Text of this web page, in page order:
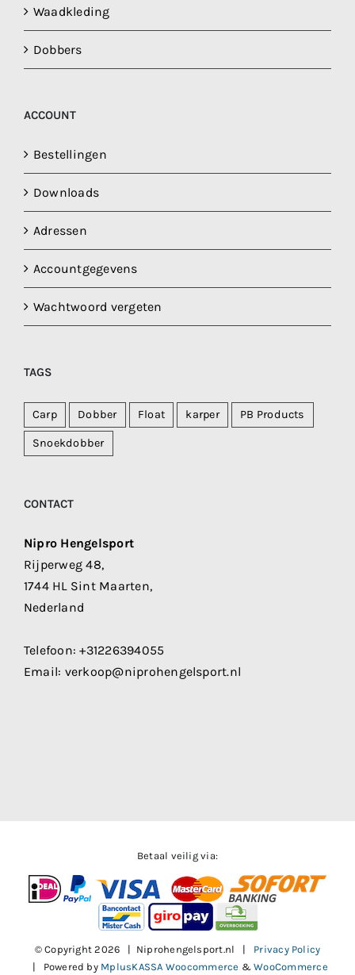
Waadkleding
Dobbers
ACCOUNT
Bestellingen
Downloads
Adressen
Accountgegevens
Wachtwoord vergeten
TAGS
Carp Dobber Float karper PB Products
Snoekdobber
CONTACT
Nipro Hengelsport
Rijperweg 48,
1744 HL Sint Maarten,
Nederland
Telefoon:+31226394055
Email: verkoop@niprohengelsport.nl
Betaal veilig via:
© Copyright2026 | Niprohengelsport.nl | Privacy Policy
| Powered by MplusKASSA Woocommerce &WooCommerce